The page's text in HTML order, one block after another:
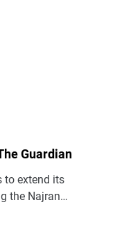
Guardian
to extend its
the Najran